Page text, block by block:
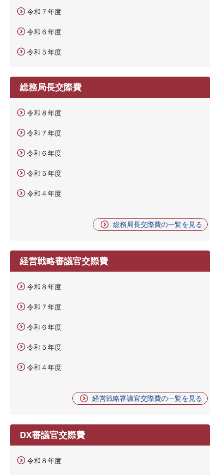
令和７年度
令和６年度
令和５年度
総務局長交際費
令和８年度
令和７年度
令和６年度
令和５年度
令和４年度
総務局長交際費の一覧を見る
経営戦略審議官交際費
令和８年度
令和７年度
令和６年度
令和５年度
令和４年度
経営戦略審議官交際費の一覧を見る
DX審議官交際費
令和８年度